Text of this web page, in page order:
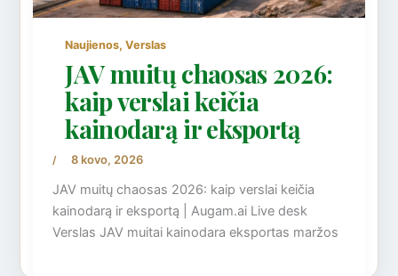
Naujienos,Verslas
JAV muitų chaosas 2026:
kaip verslai keičia
kainodarą ir eksportą
/ 8 kovo, 2026
JAV muitų chaosas 2026: kaip verslai keičia
kainodarą ir eksportą | Augam.ai Live desk
Verslas JAV muitai kainodara eksportas maržos